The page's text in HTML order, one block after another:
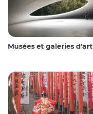
Musées et galeries d'art